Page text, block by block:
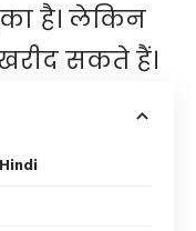
है। लेकिन
सकते हैं।